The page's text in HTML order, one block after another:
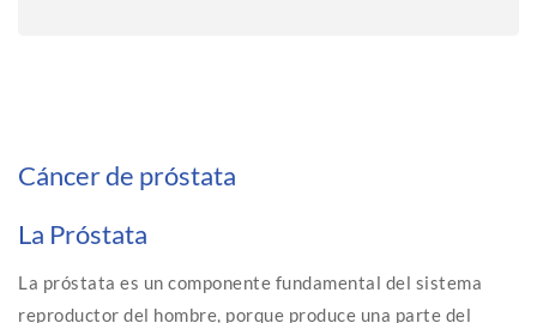
Cáncer de próstata
La Próstata
La próstata es un componente fundamental del sistema
reproductor del hombre, porque produce una parte del